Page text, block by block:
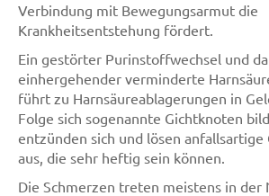
Verbindung mit Bewegungsarmut die
Krankheitsentstehung fördert.
Ein gestörter Purinstoffwechsel und
einhergehender verminderte
führt zu Harnsäureablagerungen in
Folge sich sogenannte Gichtknoten
entzünden sich und lösen anfallsartige
aus, die sehr heftig sein können.
Die Schmerzen treten meistens in der